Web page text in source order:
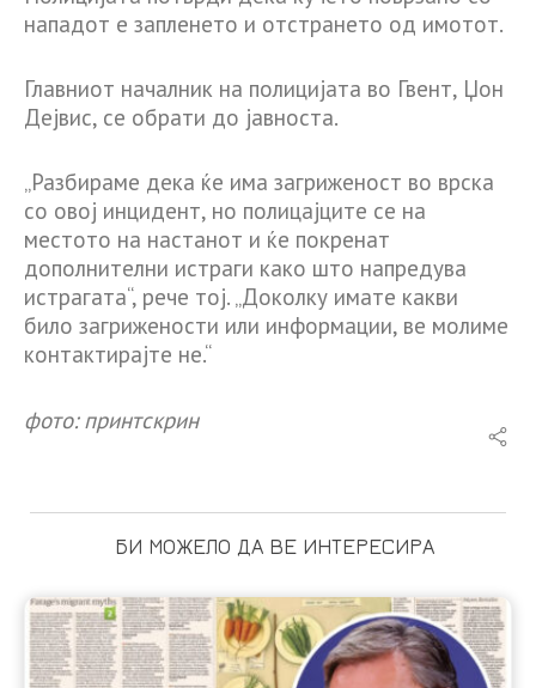
нападот е запленето и отстрането од имотот.
Главниот началник на полицијата во Гвент, Џон
Дејвис, се обрати до јавноста.
„Разбираме дека ќе има загриженост во врска
со овој инцидент, но полицајците се на
местото на настанот и ќе покренат
дополнителни истраги како што напредува
истрагата“, рече тој. „Доколку имате какви
било загрижености или информации, ве молиме
контактирајте не.“
фото: принтскрин
БИ МОЖЕЛО ДА ВЕ ИНТЕРЕСИРА